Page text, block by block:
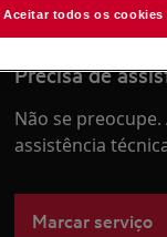
Precisa de
Não se
assistência
Marcar serviço
Aceitar todos os cookies